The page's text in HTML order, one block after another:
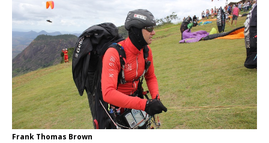
Frank Thomas Brown